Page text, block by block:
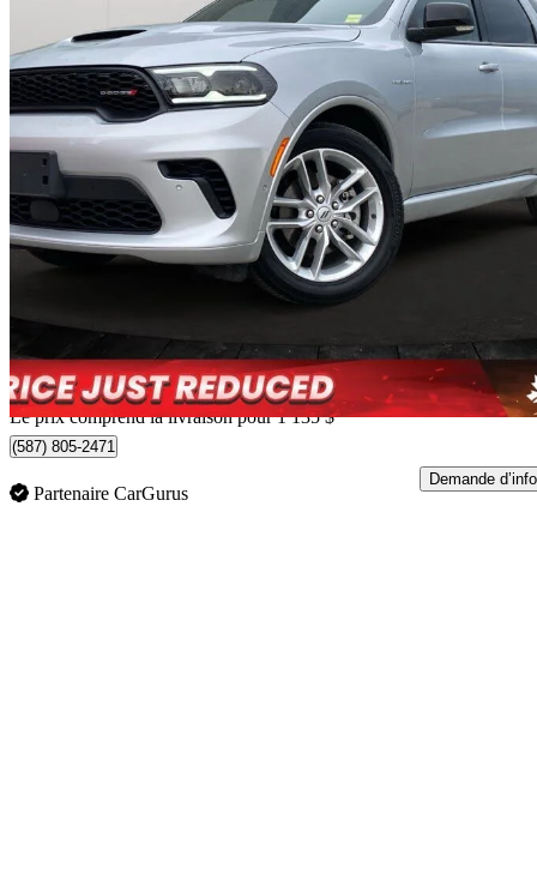
2025 Dodge Durango
R/T AWD59 312 km
616 $/mois env.
Livraison à domicile de Edmonton, AB
Le prix comprend la livraison pour 1 135 $
(587) 805-2471
Partenaire CarGurus
Demande d’info